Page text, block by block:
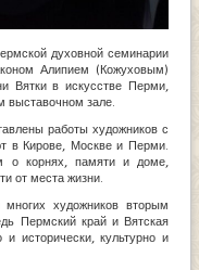
духовной семинарии
Алипием (Кожуховым)
Вятки в искусстве Перми,
выставочном зале.
работы художников с
в Кирове, Москве и Перми.
о корнях, памяти и доме,
от места жизни.
художников вторым
Пермский край и Вятская
исторически, культурно и